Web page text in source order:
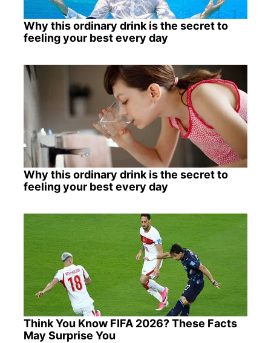
Why this ordinary drink is the secret to
feeling your best every day
Why this ordinary drink is the secret to
feeling your best every day
Think You Know FIFA 2026? These Facts
May Surprise You